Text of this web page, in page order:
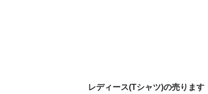
レディース(Tシャツ)の売りま